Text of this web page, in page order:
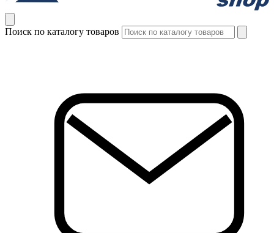
Поиск по каталогу товаров